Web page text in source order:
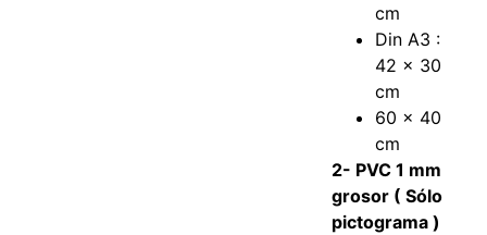
cm
Din A3 :
42 x 30
cm
60 x 40
cm
2- PVC 1 mm
grosor ( Sólo
pictograma )